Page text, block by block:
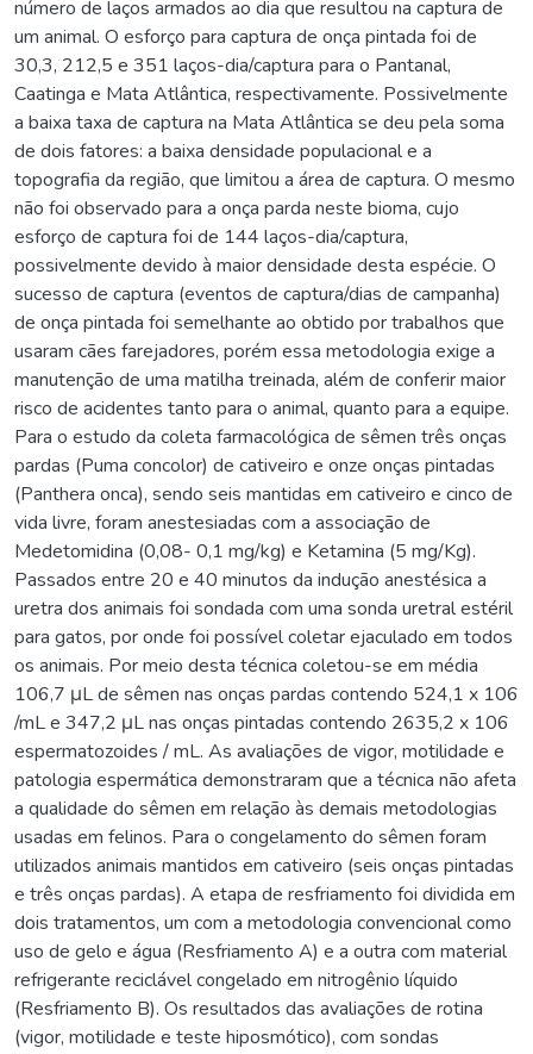
número de laços armados ao dia que resultou na captura de
um animal. O esforço para captura de onça pintada foi de
30,3, 212,5 e 351 laços-dia/captura para o Pantanal,
Caatinga e Mata Atlântica, respectivamente. Possivelmente
a baixa taxa de captura na Mata Atlântica se deu pela soma
de dois fatores: a baixa densidade populacional e a
topografia da região, que limitou a área de captura. O mesmo
não foi observado para a onça parda neste bioma, cujo
esforço de captura foi de 144 laços-dia/captura,
possivelmente devido à maior densidade desta espécie. O
sucesso de captura (eventos de captura/dias de campanha)
de onça pintada foi semelhante ao obtido por trabalhos que
usaram cães farejadores, porém essa metodologia exige a
manutenção de uma matilha treinada, além de conferir maior
risco de acidentes tanto para o animal, quanto para a equipe.
Para o estudo da coleta farmacológica de sêmen três onças
pardas (Puma concolor) de cativeiro e onze onças pintadas
(Panthera onca), sendo seis mantidas em cativeiro e cinco de
vida livre, foram anestesiadas com a associação de
Medetomidina (0,08- 0,1 mg/kg) e Ketamina (5 mg/Kg).
Passados entre 20 e 40 minutos da indução anestésica a
uretra dos animais foi sondada com uma sonda uretral estéril
para gatos, por onde foi possível coletar ejaculado em todos
os animais. Por meio desta técnica coletou-se em média
106,7 μL de sêmen nas onças pardas contendo 524,1 x 106
/mL e 347,2 μL nas onças pintadas contendo 2635,2 x 106
espermatozoides / mL. As avaliações de vigor, motilidade e
patologia espermática demonstraram que a técnica não afeta
a qualidade do sêmen em relação às demais metodologias
usadas em felinos. Para o congelamento do sêmen foram
utilizados animais mantidos em cativeiro (seis onças pintadas
e três onças pardas). A etapa de resfriamento foi dividida em
dois tratamentos, um com a metodologia convencional como
uso de gelo e água (Resfriamento A) e a outra com material
refrigerante reciclável congelado em nitrogênio líquido
(Resfriamento B). Os resultados das avaliações de rotina
(vigor, motilidade e teste hiposmótico), com sondas